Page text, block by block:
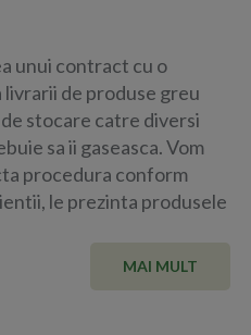
unui contract cu o
de produse greu
stocare catre diversi
sa ii gaseasca. Vom
procedura conform
le prezinta produsele
MAI MULT